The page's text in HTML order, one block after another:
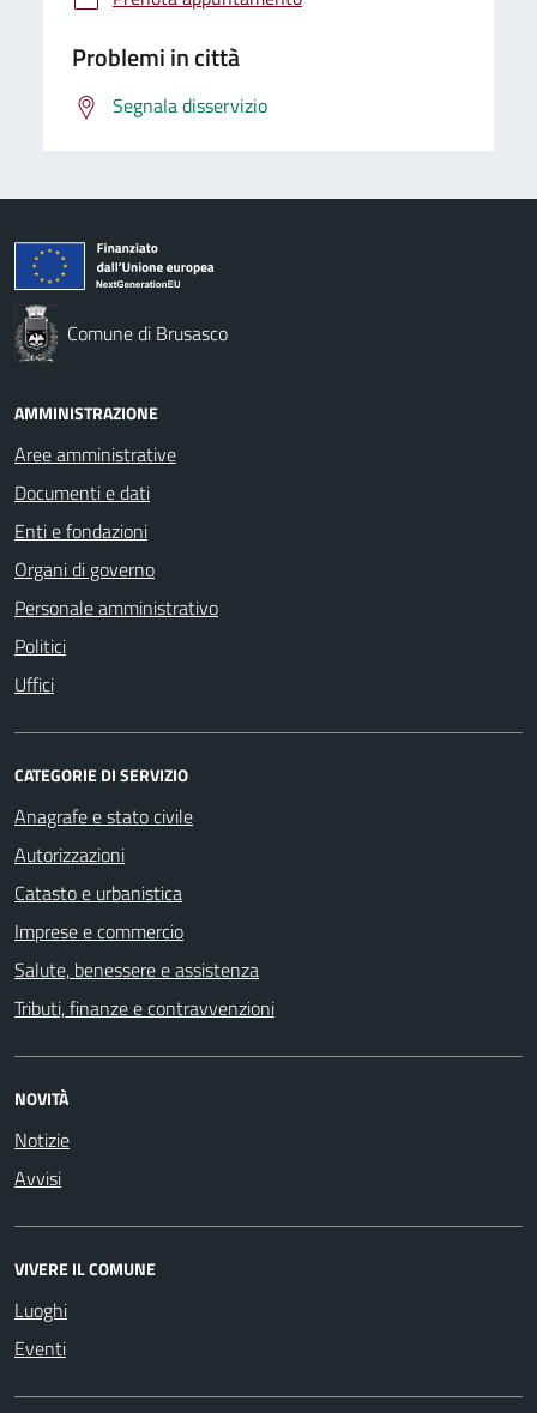
Problemi in città
Segnala disservizio
Comune di Brusasco
AMMINISTRAZIONE
Aree amministrative
Documenti e dati
Enti e fondazioni
Organi di governo
Personale amministrativo
Politici
Uffici
CATEGORIE DI SERVIZIO
Anagrafe e stato civile
Autorizzazioni
Catasto e urbanistica
Imprese e commercio
Salute, benessere e assistenza
Tributi, finanze e contravvenzioni
NOVITÀ
Notizie
Avvisi
VIVERE IL COMUNE
Luoghi
Eventi